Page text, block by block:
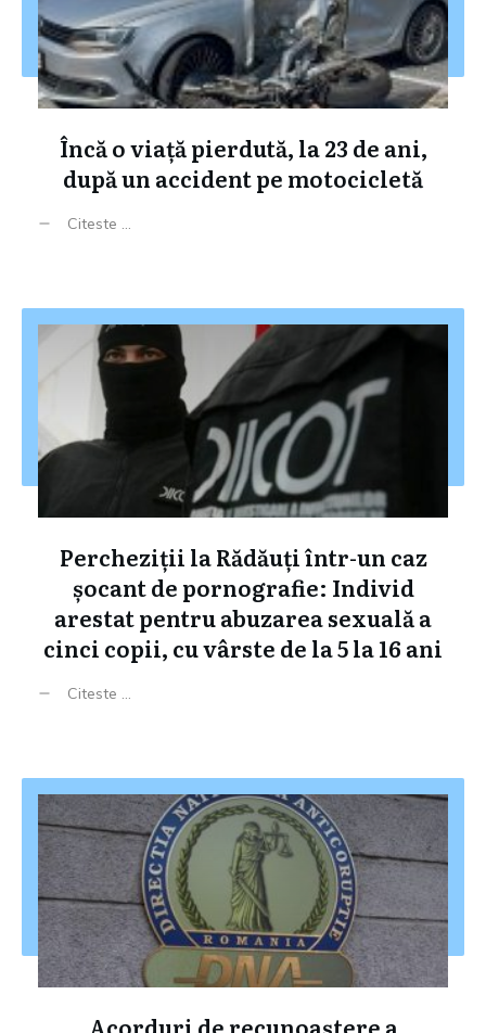
Încă o viață pierdută, la 23 de ani,
după un accident pe motocicletă
Citeste ...
Percheziții la Rădăuți într-un caz
șocant de pornografie: Individ
arestat pentru abuzarea sexuală a
cinci copii, cu vârste de la 5 la 16 ani
Citeste ...